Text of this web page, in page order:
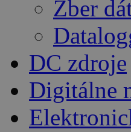
Zber
DC zdroje
Digitálne